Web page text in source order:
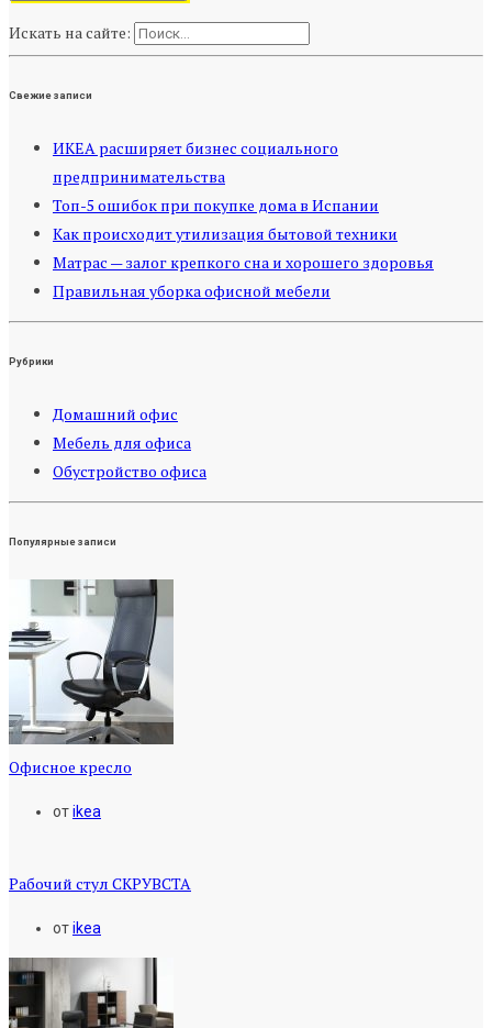
Искать на сайте:
Свежие записи
ИКЕА расширяет бизнес социального
предпринимательства
Топ-5 ошибок при покупке дома в Испании
Как происходит утилизация бытовой техники
Матрас — залог крепкого сна и хорошего здоровья
Правильная уборка офисной мебели
Рубрики
Домашний офис
Мебель для офиса
Обустройство офиса
Популярные записи
Офисное кресло
отikea
Рабочий стул СКРУВСТА
отikea